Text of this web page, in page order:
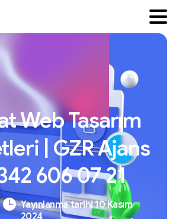
WebTasarım
GZRAjans
6060721
Yayınlanma tarihi 10 Kasım
2024